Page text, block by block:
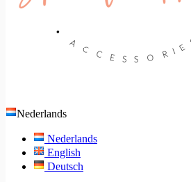
Nederlands
Nederlands
English
Deutsch